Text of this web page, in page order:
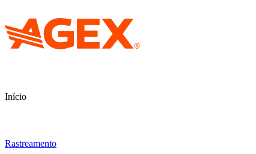
Início
Rastreamento